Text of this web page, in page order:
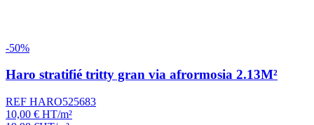
-50%
Haro stratifié tritty gran via afrormosia 2.13M²
REF HARO525683
10,00 € HT/m²